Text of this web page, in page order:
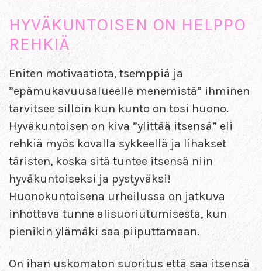
HYVÄKUNTOISEN ON HELPPO
REHKIÄ
Eniten motivaatiota, tsemppiä ja
”epämukavuusalueelle menemistä” ihminen
tarvitsee silloin kun kunto on tosi huono.
Hyväkuntoisen on kiva ”ylittää itsensä” eli
rehkiä myös kovalla sykkeellä ja lihakset
täristen, koska sitä tuntee itsensä niin
hyväkuntoiseksi ja pystyväksi!
Huonokuntoisena urheilussa on jatkuva
inhottava tunne alisuoriutumisesta, kun
pienikin ylämäki saa piiputtamaan.
On ihan uskomaton suoritus että saa itsensä